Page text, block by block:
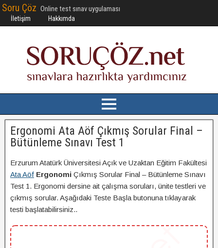
Soru Çöz Online test sınav uygulaması
İletişim Hakkımda
Ergonomi Ata Aöf Çıkmış Sorular Final –
Bütünleme Sınavı Test 1
Erzurum Atatürk Üniversitesi Açık ve Uzaktan Eğitim Fakültesi
Ata Aöf Ergonomi Çıkmış Sorular Final – Bütünleme Sınavı
Test 1. Ergonomi dersine ait çalışma soruları, ünite testleri ve
çıkmış sorular. Aşağıdaki Teste Başla butonuna tıklayarak
testi başlatabilirsiniz..